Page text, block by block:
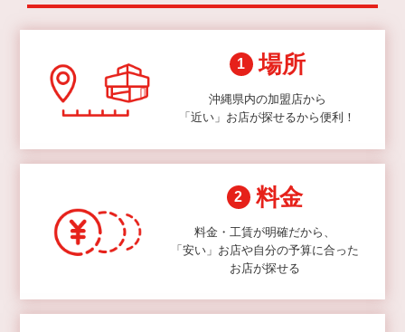
1 場所
沖縄県内の加盟店から
「近い」お店が探せるから便利！
2 料金
料金・工賃が明確だから、
「安い」お店や自分の予算に合った
お店が探せる